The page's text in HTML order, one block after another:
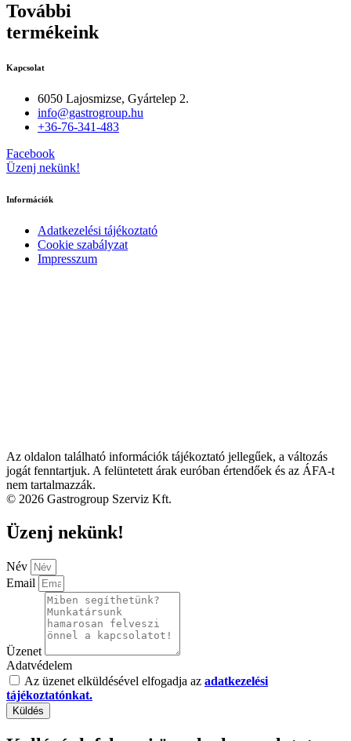
További
termékeink
Kapcsolat
6050 Lajosmizse, Gyártelep 2.
info@gastrogroup.hu
+36-76-341-483
Facebook
Üzenj nekünk!
Információk
Adatkezelési tájékoztató
Cookie szabályzat
Impresszum
Az oldalon található információk tájékoztató jellegűek, a változás
jogát fenntartjuk. A felüntetett árak euróban értendőek és az ÁFA-t
nem tartalmazzák.
© 2026 Gastrogroup Szerviz Kft.
Üzenj nekünk!
Név
Email
Üzenet
Adatvédelem
Az üzenet elküldésével elfogadja az adatkezelési
tájékoztatónkat.
Küldés